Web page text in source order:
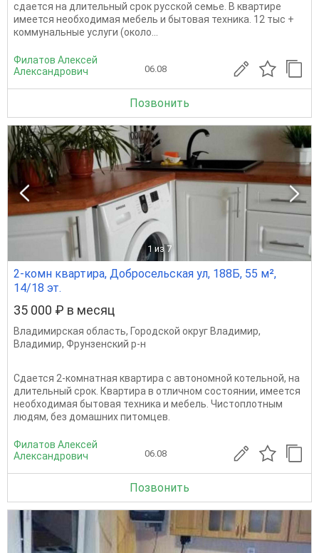
сдается на длительный срок русской семье. В квартире
имеется необходимая мебель и бытовая техника. 12 тыс +
коммунальные услуги (около...
Филатов Алексей
Александрович
06.08
Позвонить
1 из 7
2-комн квартира, Добросельская ул, 188Б, 55 м²,
14/18 эт.
35 000 ₽ в месяц
Владимирская область, Городской округ Владимир,
Владимир, Фрунзенский р-н
Сдается 2-комнатная квартира с автономной котельной, на
длительный срок. Квартира в отличном состоянии, имеется
необходимая бытовая техника и мебель. Чистоплотным
людям, без домашних питомцев.
Филатов Алексей
Александрович
06.08
Позвонить